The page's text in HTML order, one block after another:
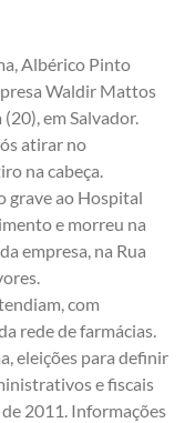
Albérico Pinto
Waldir Mattos
em Salvador.
atirar no
na cabeça.
grave ao Hospital
e morreu na
empresa, na Rua
com
rede de farmácias.
eleições para definir
e fiscais
2011. Informações